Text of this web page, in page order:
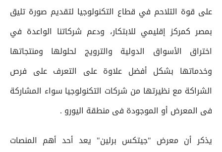
على قوة التلاحم في قطاع التكنولوجيا لتقديم صورة تليق
بمصر كمركز إقليمي للابتكار، ودعم شركاتنا الواعدة في
اختراق الأسواق الدولية والترويج لحلولها ومنتجاتها
وخدماتها بشكل أفضل علاوة على التعرف على فرص
الشراكة مع نظيرتها من شركات التكنولوجيا سواء المشاركة
فى المعرض أو الموجودة فى منطقة اليورو .
يذكر أن معرض "جيتكس برلين" يعد أحد أهم المنصات